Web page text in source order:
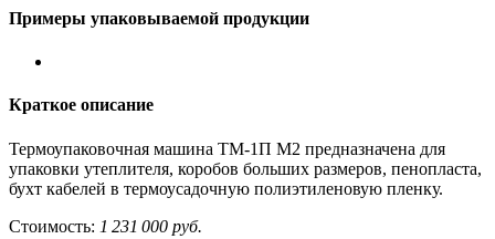
Примеры упаковываемой продукции
Краткое описание
Термоупаковочная машина ТМ-1П М2 предназначена для
упаковки утеплителя, коробов больших размеров, пенопласта,
бухт кабелей в термоусадочную полиэтиленовую пленку.
Стоимость: 1 231 000 руб.